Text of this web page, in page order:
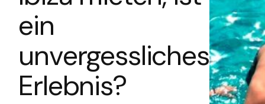
ein
unvergessliches
Erlebnis?